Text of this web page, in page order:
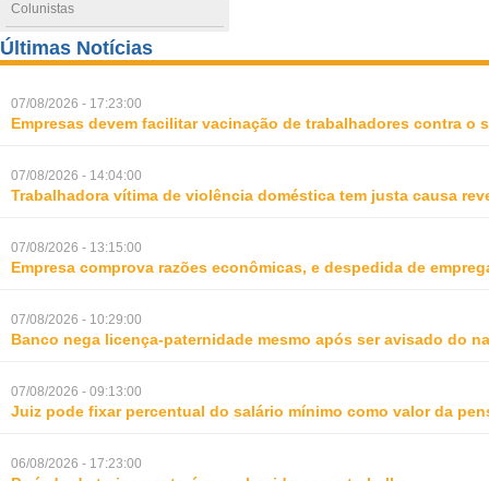
Colunistas
Últimas Notícias
07/08/2026 - 17:23:00
Empresas devem facilitar vacinação de trabalhadores contra o
07/08/2026 - 14:04:00
Trabalhadora vítima de violência doméstica tem justa causa
07/08/2026 - 13:15:00
Empresa comprova razões econômicas, e despedida de
07/08/2026 - 10:29:00
Banco nega licença-paternidade mesmo após ser avisado do
07/08/2026 - 09:13:00
Juiz pode fixar percentual do salário mínimo como valor da
06/08/2026 - 17:23:00